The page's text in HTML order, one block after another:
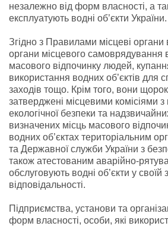
незалежно від форм власності, а
експлуатують водні об’єкти України.
Згідно з Правилами місцеві органи
органи місцевого самоврядування
масового відпочинку людей,
використання водних об’єктів для
заходів тощо. Крім того, вони
затверджені місцевими комісіями
екологічної безпеки та
визначених місць масового
водних об’єктах територіальним
та Державної служби України з
також атестованим аварійно-
обслуговують водні об’єкти у своїй
відповідальності.
Підприємства, установи та
форм власності, особи, які